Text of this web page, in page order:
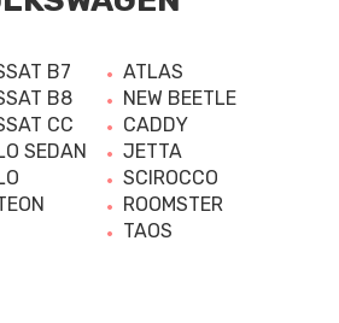
B7
B8
CC
SEDAN
ATLAS
NEW BEETLE
CADDY
JETTA
SCIROCCO
ROOMSTER
TAOS